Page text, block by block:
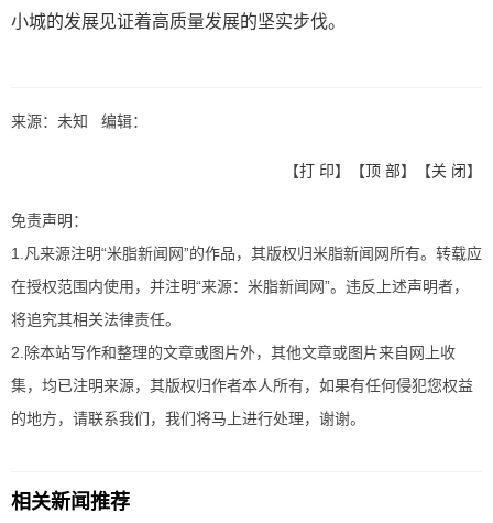
小城的发展见证着高质量发展的坚实步伐。
来源：未知 编辑：
【打 印】【顶 部】【关 闭】
免责声明：
1.凡来源注明“米脂新闻网”的作品，其版权归米脂新闻网所有。转载应
在授权范围内使用，并注明“来源：米脂新闻网”。违反上述声明者，
将追究其相关法律责任。
2.除本站写作和整理的文章或图片外，其他文章或图片来自网上收
集，均已注明来源，其版权归作者本人所有，如果有任何侵犯您权益
的地方，请联系我们，我们将马上进行处理，谢谢。
相关新闻推荐